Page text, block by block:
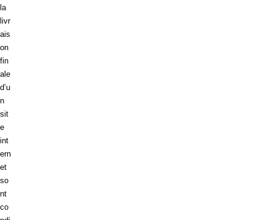
la
livr
ais
on
fin
ale
d’u
n
sit
e
int
ern
et
so
nt
co